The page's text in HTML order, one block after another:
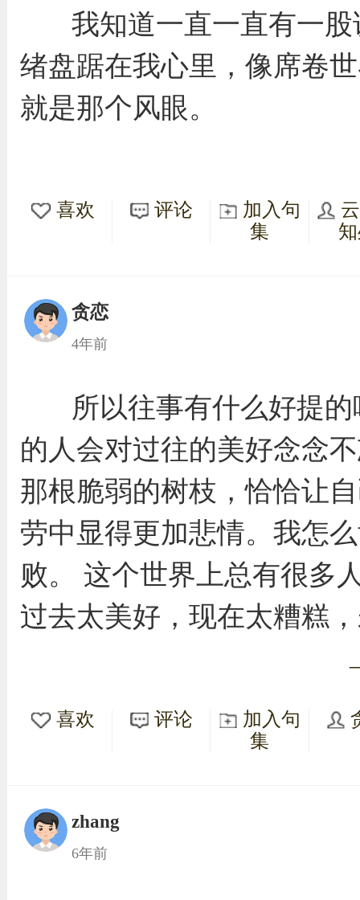
我知道一直一直有一
绪盘踞在我心里，像席卷
就是那个风眼。
喜欢 评论
加入句
集
贪恋
4年前
所以往事有什么好提
的人会对过往的美好念念
那根脆弱的树枝，恰恰让
劳中显得更加悲情。我怎
败。 这个世界上总有很多
过去太美好，现在太糟糕
喜欢 评论
加入句
集
zhang
6年前